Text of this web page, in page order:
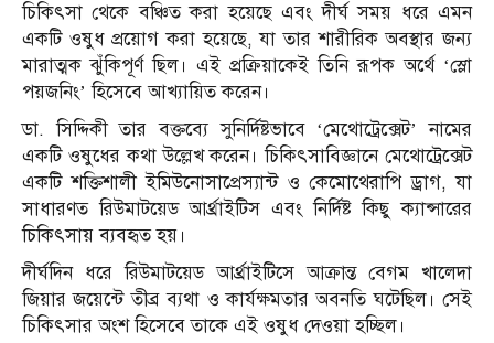
চিকিৎসা থেকে বঞ্চিত করা হয়েছে এবং দীর্ঘ সময় ধরে এমন
একটি ওষুধ প্রয়োগ করা হয়েছে, যা তার শারীরিক অবস্থার জন্য
মারাত্মক ঝুঁকিপূর্ণ ছিল। এই প্রক্রিয়াকেই তিনি রূপক অর্থে ‘স্লো
পয়জনিং’ হিসেবে আখ্যায়িত করেন।
ডা. সিদ্দিকী তার বক্তব্যে সুনির্দিষ্টভাবে ‘মেথোট্রেক্সেট’ নামের
একটি ওষুধের কথা উল্লেখ করেন। চিকিৎসাবিজ্ঞানে মেথোট্রেক্সেট
একটি শক্তিশালী ইমিউনোসাপ্রেস্যান্ট ও কেমোথেরাপি ড্রাগ, যা
সাধারণত রিউমাটয়েড আর্থ্রাইটিস এবং নির্দিষ্ট কিছু ক্যান্সারের
চিকিৎসায় ব্যবহৃত হয়।
দীর্ঘদিন ধরে রিউমাটয়েড আর্থ্রাইটিসে আক্রান্ত বেগম খালেদা
জিয়ার জয়েন্টে তীব্র ব্যথা ও কার্যক্ষমতার অবনতি ঘটেছিল। সেই
চিকিৎসার অংশ হিসেবে তাকে এই ওষুধ দেওয়া হচ্ছিল।